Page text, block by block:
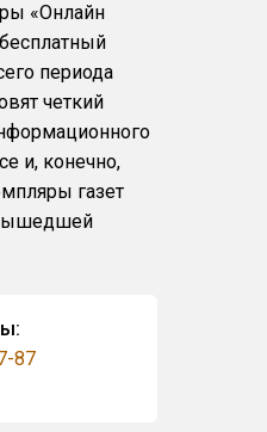
«Онлайн
периода
четкий
и, конечно,
газет
87